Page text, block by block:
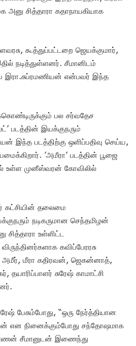
சித்தாரா கதாநாயகியாக
கூத்துப்பட்டறை ஜெயக்குமார்,
நடித்துள்ளனர். சீமானிடம்
இரா.சுப்ரமணியன் என்பவர் இந்த
பல சர்வதேச
படத்தின் இயக்குநரும்
இந்த படத்திற்கு ஒளிப்பதிவு செய்ய,
’அமீரா’ படத்தின் பூஜை
உள்ள முனீஸ்வரன் கோவிலில்
கட்சியின் தலைமை
நடிகருமான செந்தமிழன்
உள்ளிட்ட
கவிப்பேரரசு
அமீர், மீரா கதிரவன், ஜெகன்னாத்,
தயாரிப்பாளர் சுரேஷ் காமாட்சி
பேசும்போது, “ஒரு நேர்த்தியான
என நினைக்கும்போது சந்தோஷமாக
சீமானுடன் இணைந்து